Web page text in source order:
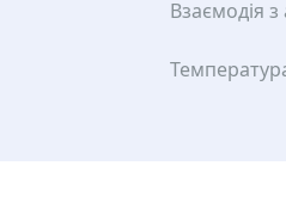
Взаємодія